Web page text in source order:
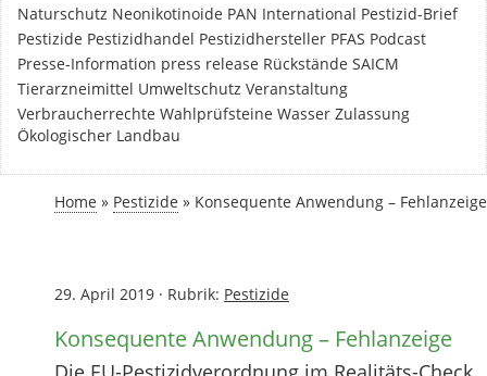
Naturschutz Neonikotinoide PAN International Pestizid-Brief
Pestizide Pestizidhandel Pestizidhersteller PFAS Podcast
Presse-Information press release Rückstände SAICM
Tierarzneimittel Umweltschutz Veranstaltung
Verbraucherrechte Wahlprüfsteine Wasser Zulassung
Ökologischer Landbau
Home » Pestizide » Konsequente Anwendung – Fehlanzeige
29. April 2019 · Rubrik: Pestizide
Konsequente Anwendung – Fehlanzeige